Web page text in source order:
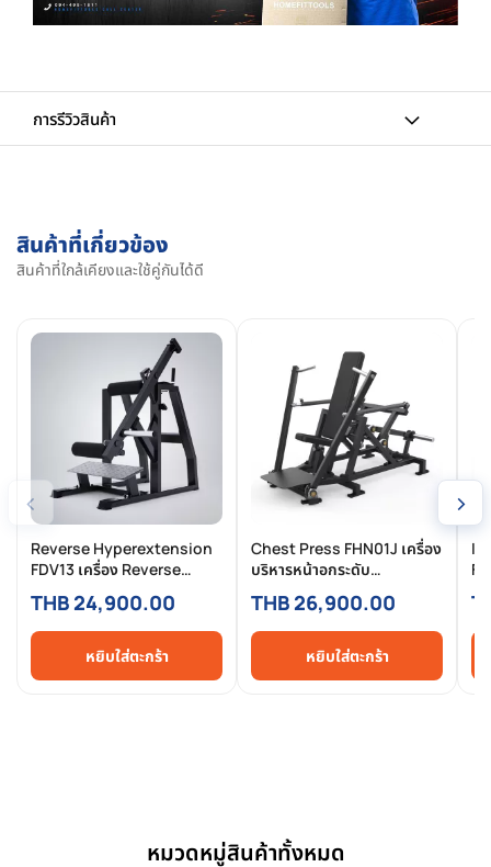
การรีวิวสินค้า
สินค้าที่เกี่ยวข้อง
สินค้าที่ใกล้เคียงและใช้คู่กันได้ดี
‹
Reverse Hyperextension
FDV13 เครื่อง Reverse
Hyper สำหรับหลังล่าง ก้น
แฮมสตริง
THB 24,900.00
หยิบใส่ตะกร้า
Chest Press FHN01J เครื่อง
บริหารหน้าอกระดับ
Commercial เกรดพรีเมียม
THB 26,900.00
หยิบใส่ตะกร้า
กว่
›
หมวดหมู่สินค้าทั้งหมด